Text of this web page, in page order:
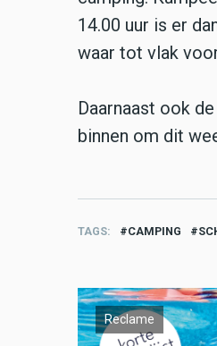
14.00 uur is er
waar tot vlak
Daarnaast ook
binnen om dit
TAGS CAMPING
Reclame